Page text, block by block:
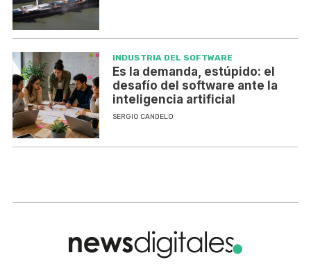
INDUSTRIA DEL SOFTWARE
Es la demanda, estúpido: el
desafío del software ante la
inteligencia artificial
SERGIO CANDELO